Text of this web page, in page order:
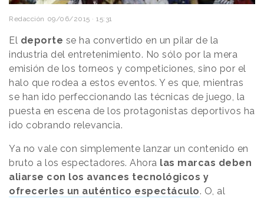
Redacción 09/06/2015 · 15:31
El deporte se ha convertido en un pilar de la
industria del entretenimiento. No sólo por la mera
emisión de los torneos y competiciones, sino por el
halo que rodea a estos eventos. Y es que, mientras
se han ido perfeccionando las técnicas de juego, la
puesta en escena de los protagonistas deportivos ha
ido cobrando relevancia.
Ya no vale con simplemente lanzar un contenido en
bruto a los espectadores. Ahora las marcas deben
aliarse con los avances tecnológicos y
ofrecerles un auténtico espectáculo. O, al